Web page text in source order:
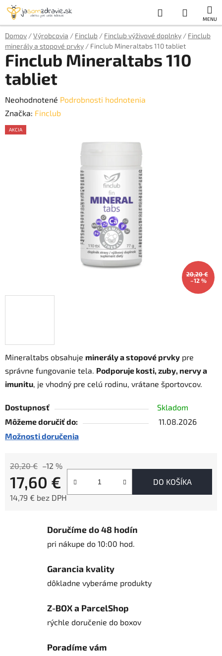
Prejsť
obsah
Hľadať
KOŠÍK
Domov /Výrobcovia / Finclub / Finclub výživové doplnky / Finclub
minerály a stopové prvky / Finclub Mineraltabs 110 tabliet
Mineraltabs obsahuje minerály a stopové prvky pre
správne fungovanie tela. Podporuje kosti, zuby, nervy a
imunitu, je vhodný pre celú rodinu, vrátane športovcov.
Dostupnosť
Skladom
Môžeme doručiť do:
11.08.2026
Možnosti doručenia
20,20 € –12 %
17,60 €
14,79 € bez DPH
DO KOŠÍKA
Finclub Mineraltabs 110
tabliet
Priemerné
hodnotenie
produktu
Neohodnotené Podrobnosti hodnotenia
Značka: Finclub
AKCIA
20,20 €
–12 %
Doručíme do 48 hodín
pri nákupe do 10:00 hod.
Garancia kvality
dôkladne vyberáme produkty
Z-BOX a ParcelShop
rýchle doručenie do boxov
Poradíme vám